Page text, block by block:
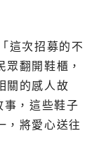
這次招募的不
翻開鞋櫃，
關的感人故
事，這些鞋子
，將愛心送往